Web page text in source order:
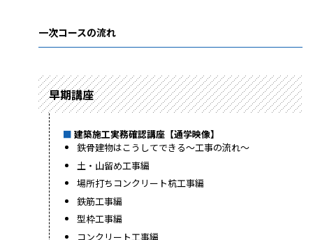
一次コースの流れ
早期講座
建築施工実務確認講座【通学映像】
鉄骨建物はこうしてできる～工事の流れ～
土・山留め工事編
場所打ちコンクリート杭工事編
鉄筋工事編
型枠工事編
コンクリート工事編